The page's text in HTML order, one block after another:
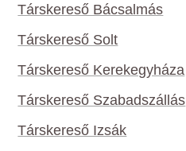
Társkereső Bácsalmás
Társkereső Solt
Társkereső Kerekegyháza
Társkereső Szabadszállás
Társkereső Izsák